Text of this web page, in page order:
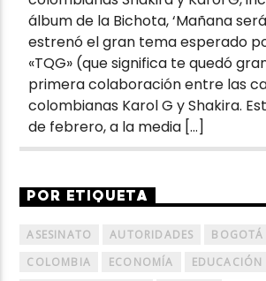
álbum de la Bichota, ‘Mañana
estrenó el gran tema esperado
«TQG» (que significa te quedó
primera colaboración entre las
colombianas Karol G y Shakira.
de febrero, a la media […]
POR ETIQUETA
ASESINATO AUTORIDADES BOGOTÁ
COLOMBIA
ECONOMÍA
EDUCACIÓN